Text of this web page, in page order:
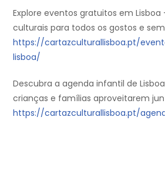
Explore eventos gratuitos em Lisboa
culturais para todos os gostos e
https://cartazculturallisboa.pt/
lisboa/
Descubra a agenda infantil de
crianças e famílias aproveitarem
https://cartazculturallisboa.pt/